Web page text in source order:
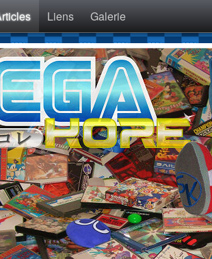
Liens Galerie